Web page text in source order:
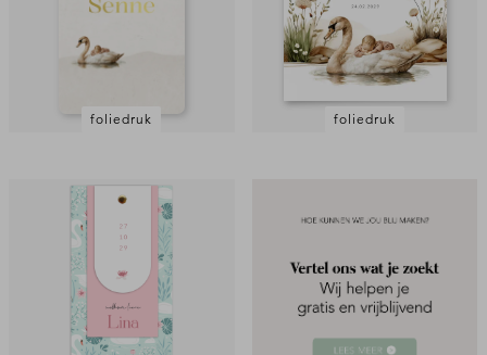
foliedruk foliedruk